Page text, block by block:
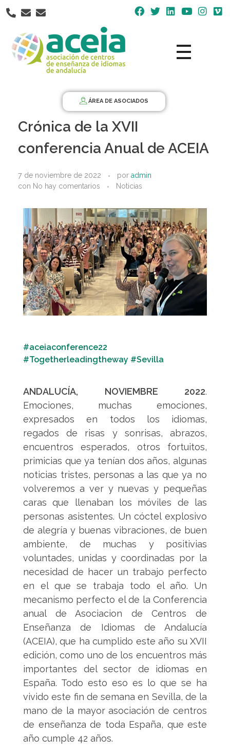
Nota:
este
web
incluye
ÁREA DE ASOCIADOS
Crónica de la XVII
conferencia Anual de ACEIA
7 de noviembre de 2022 por admin
con No hay comentarios Noticias
#aceiaconference22
#Togetherleadingtheway #Sevilla
ANDALUCÍA, NOVIEMBRE 2022.
Emociones, muchas emociones,
expresados en todos los idiomas,
regados de risas y sonrisas, abrazos,
encuentros esperados, otros fortuitos,
primicias que ya tenían dos años, algunas
noticias tristes, personas a las que ya no
volveremos a ver y nuevas y pequeñas
caras que llenaban los móviles de las
personas asistentes. Un cóctel explosivo
de alegría y buenas vibraciones, de buen
ambiente, de muchas y positivias
voluntades, unidas y coordinadas por la
necesidad de hacer un trabajo perfecto
en el que se trabaja todo el año. Un
mecanismo perfecto el de la Conferencia
anual de Asociacion de Centros de
Enseñanza de Idiomas de Andalucía
(ACEIA), que ha cumplido este año su XVII
edición, como uno de los encuentros más
importantes del sector de idiomas en
España. Todo esto eso es lo que se ha
vivido este fin de semana en Sevilla, de la
mano de la mayor asociación de centros
de enseñanza de toda España, que este
año cumple 42 años.